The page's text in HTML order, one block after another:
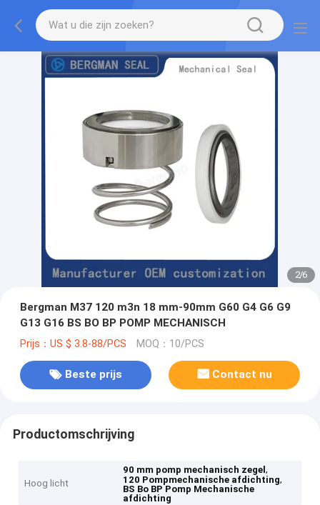
2/6
Bergman M37 120 m3n 18 mm-90mm G60 G4 G6 G9
G13 G16 BS BO BP POMP MECHANISCH
Prijs：US $ 3.8-88/PCS MOQ：10/PCS
Beste prijs Contact nu
Productomschrijving
Hoog licht
90 mm pomp mechanisch zegel,
120 Pompmechanische afdichting,
BS Bo BP Pomp Mechanische
afdichting